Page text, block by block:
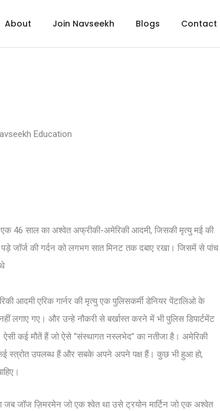
About Join Navseekh Blogs Contact
Education
46 साल का अश्वेत अफ्रीकी-अमेरिकी आदमी, जिसकी मृत्यु मई की
जॉर्ज की गर्दन को लगभग सात मिनट तक दबाए रखा। जिसमें से पांच
एरिक गार्नर की मृत्यु एक पुलिसकर्मी डेनियर पेंटालिओ के
लगाए गए। और उन्हे नौकरी से बर्खास्त करने में भी पुलिस डिपार्टमेंट
कई मौतें हैं जो ऐसे “संस्थागत नस्लभेद” का नतीजा है। अमेरिकी
स्त्रोत उपलब्ध हैं और सबके अपने अपने पक्ष हैं। कुछ भी हुआ हो,
जॉज ज़िमरमेन जो एक श्वेत था उसे ट्रयोन मार्टिन जो एक अश्वेत